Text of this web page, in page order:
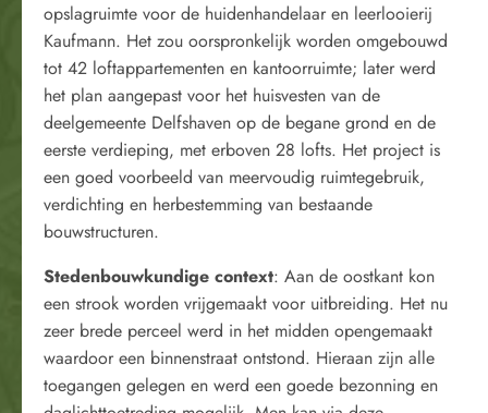
opslagruimte voor de huidenhandelaar en leerlooierij
Kaufmann. Het zou oorspronkelijk worden omgebouwd
tot 42 loftappartementen en kantoorruimte; later werd
het plan aangepast voor het huisvesten van de
deelgemeente Delfshaven op de begane grond en de
eerste verdieping, met erboven 28 lofts. Het project is
een goed voorbeeld van meervoudig ruimtegebruik,
verdichting en herbestemming van bestaande
bouwstructuren.
Stedenbouwkundige context: Aan de oostkant kon
een strook worden vrijgemaakt voor uitbreiding. Het nu
zeer brede perceel werd in het midden opengemaakt
waardoor een binnenstraat ontstond. Hieraan zijn alle
toegangen gelegen en werd een goede bezonning en